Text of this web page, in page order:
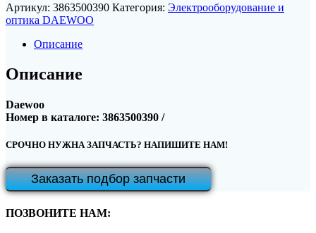
Артикул: 3863500390 Категория: Электрооборудование и
оптика DAEWOO
Описание
Описание
Daewoo
Номер в каталоге: 3863500390 /
СРОЧНО НУЖНА ЗАПЧАСТЬ? НАПИШИТЕ НАМ!
Заказать подбор запчасти
ПОЗВОНИТЕ НАМ: